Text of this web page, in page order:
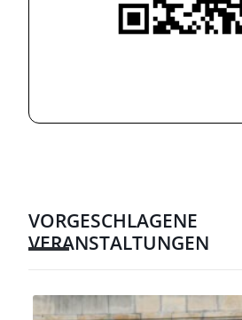
VORGESCHLAGENE
VERANSTALTUNGEN